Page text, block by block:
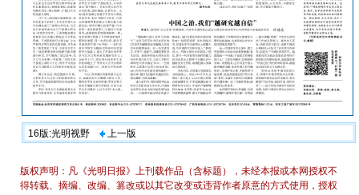
16版:光明视野 上一版